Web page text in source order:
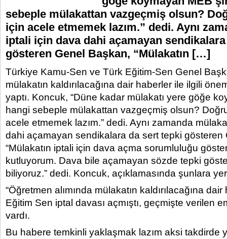
sebeple mülakattan vazgeçmiş olsun?
için acele etmemek lazım.” dedi. Aynı
iptali için dava dahi açamayan
gösteren Genel Başkan, “Mülakatın […]
Türkiye Kamu-Sen ve Türk Eğitim-Sen Genel
mülakatın kaldırılacağına dair haberler ile ilgili
yaptı. Koncuk, “Düne kadar mülakatı yere göğe
hangi sebeple mülakattan vazgeçmiş olsun?
acele etmemek lazım.” dedi. Aynı zamanda
dahi açamayan sendikalara da sert tepki gösteren
“Mülakatın iptali için dava açma sorumluluğu
kutluyorum. Dava bile açamayan sözde tepki
biliyoruz.” dedi. Koncuk, açıklamasında şunlara
“Öğretmen alımında mülakatın kaldırılacağına
Eğitim Sen iptal davası açmıştı, geçmişte verilen
vardı.
Bu habere temkinli yaklaşmak lazım aksi takdirde